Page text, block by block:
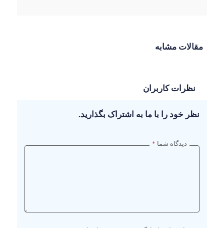
مقالات مشابه
نظرات کاربران
نظر خود را با ما به اشتراک بگذارید.
دیدگاه شما *